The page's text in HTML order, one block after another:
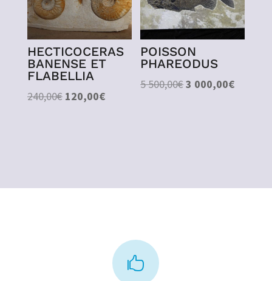
HECTICOCERAS
BANENSE ET
FLABELLIA
240,00€ Le
120,00€Le
POISSON
PHAREODUS
5 500,00€Le
3 000,00€Le
